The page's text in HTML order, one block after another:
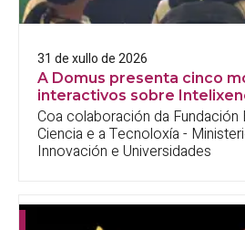
31 de xullo de 2026
A Domus presenta cinco
interactivos sobre
Coa colaboración da Fundación
Ciencia e a Tecnoloxía -
Innovación e Universidades